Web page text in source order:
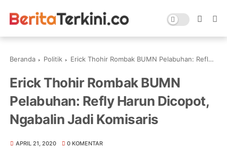
Beranda Politik Erick Thohir Rombak BUMN Pelabuhan: Refly Harun Dicopot, Ngabalin Jadi Komisaris
Erick Thohir Rombak BUMN
Pelabuhan: Refly Harun Dicopot,
Ngabalin Jadi Komisaris
APRIL 21, 2020 0 KOMENTAR